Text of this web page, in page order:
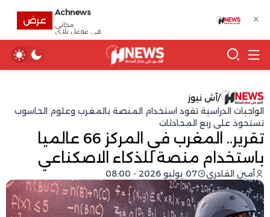
/آش نيوز
الواجبات الدراسية تقود استخدام المنصة بالمغرب وعلوم الحاسوب
تستحوذ على ربع المحادثات
تقرير.. المغرب في المركز 66 عالميا
باستخدام منصة للذكاء الاصكناعي
أمين القادري 07 يوليو 2026 - 08:00
✕
Achnews
مجانى
في غوغل بلاي
عرض